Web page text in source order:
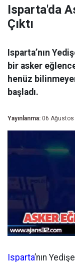
Isparta'da
Çıktı
Isparta’nın
bir asker
henüz
başladı.
Yayınlanma: 06
Isparta’nın